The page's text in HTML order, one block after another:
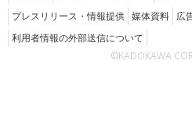
プレスリリース・情報提供 媒体資料 広
利用者情報の外部送信について
©KADOKAWA